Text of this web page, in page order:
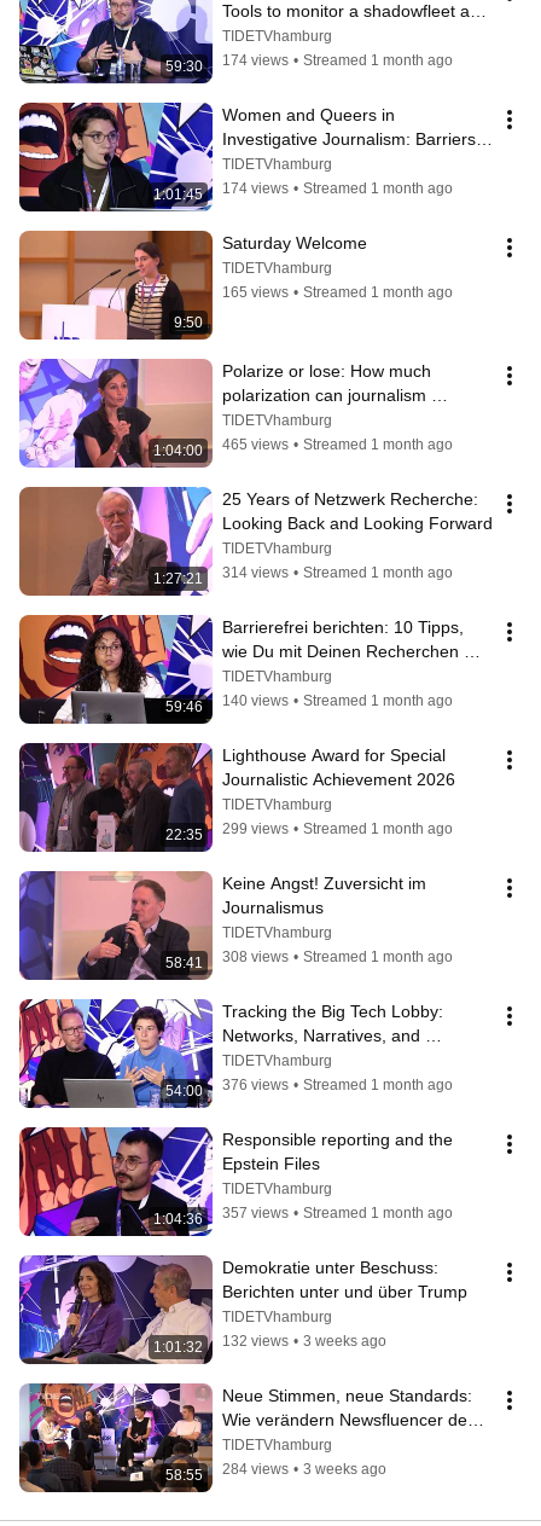
59:30
Tools to monitor a shadowfleet and
other sketchy boats
TIDETVhamburg
174 views • Streamed 1 month ago
1:01:45
Women and Queers in
Investigative Journalism: Barriers,
Strategies, and Empowerment
TIDETVhamburg
174 views • Streamed 1 month ago
9:50
Saturday Welcome
TIDETVhamburg
165 views • Streamed 1 month ago
1:04:00
Polarize or lose: How much
polarization can journalism
tolerate?
TIDETVhamburg
465 views • Streamed 1 month ago
1:27:21
25 Years of Netzwerk Recherche:
Looking Back and Looking Forward
TIDETVhamburg
314 views • Streamed 1 month ago
59:46
Barrierefrei berichten: 10 Tipps,
wie Du mit Deinen Recherchen
mehr Menschen erreichst
TIDETVhamburg
140 views • Streamed 1 month ago
22:35
Lighthouse Award for Special
Journalistic Achievement 2026
TIDETVhamburg
299 views • Streamed 1 month ago
58:41
Keine Angst! Zuversicht im
Journalismus
TIDETVhamburg
308 views • Streamed 1 month ago
54:00
Tracking the Big Tech Lobby:
Networks, Narratives, and
Investigative Methods
TIDETVhamburg
376 views • Streamed 1 month ago
1:04:36
Responsible reporting and the
Epstein Files
TIDETVhamburg
357 views • Streamed 1 month ago
1:01:32
Demokratie unter Beschuss:
Berichten unter und über Trump
TIDETVhamburg
132 views • 3 weeks ago
58:55
Neue Stimmen, neue Standards:
Wie verändern Newsfluencer den
Journalismus?
TIDETVhamburg
284 views • 3 weeks ago